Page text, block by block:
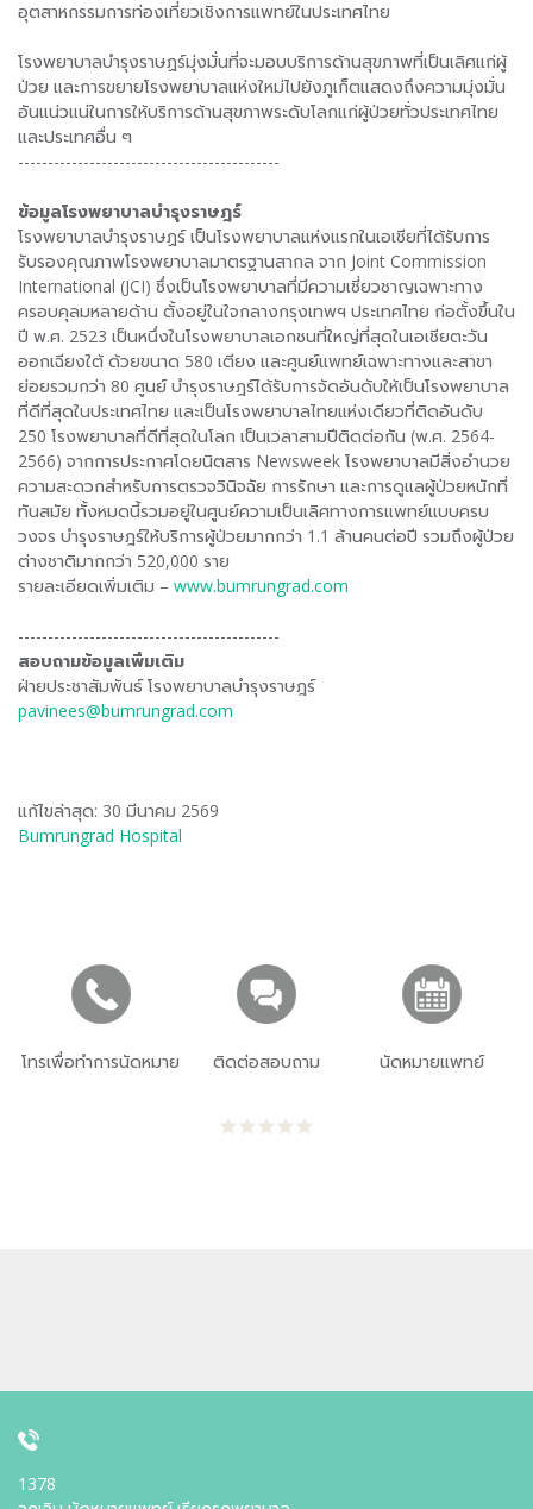
อุตสาหกรรมการท่องเที่ยวเชิงการแพทย์ในประเทศไทย
โรงพยาบาลบำรุงราษฏร์มุ่งมั่นที่จะมอบบริการด้านสุขภาพที่เป็นเลิศแก่ผู้
ป่วย และการขยายโรงพยาบาลแห่งใหม่ไปยังภูเก็ตแสดงถึงความมุ่งมั่น
อันแน่วแน่ในการให้บริการด้านสุขภาพระดับโลกแก่ผู้ป่วยทั่วประเทศไทย
และประเทศอื่น ๆ
--------------------------------------------
ข้อมูลโรงพยาบาลบำรุงราษฎร์
โรงพยาบาลบำรุงราษฏร์ เป็นโรงพยาบาลแห่งแรกในเอเชียที่ได้รับการ
รับรองคุณภาพโรงพยาบาลมาตรฐานสากล จาก Joint Commission
International (JCI) ซึ่งเป็นโรงพยาบาลที่มีความเชี่ยวชาญเฉพาะทาง
ครอบคุลมหลายด้าน ตั้งอยู่ในใจกลางกรุงเทพฯ ประเทศไทย ก่อตั้งขึ้นใน
ปี พ.ศ. 2523 เป็นหนึ่งในโรงพยาบาลเอกชนที่ใหญ่ที่สุดในเอเชียตะวัน
ออกเฉียงใต้ ด้วยขนาด 580 เตียง และศูนย์แพทย์เฉพาะทางและสาขา
ย่อยรวมกว่า 80 ศูนย์ บำรุงราษฎร์ได้รับการจัดอันดับให้เป็นโรงพยาบาล
ที่ดีที่สุดในประเทศไทย และเป็นโรงพยาบาลไทยแห่งเดียวที่ติดอันดับ
250 โรงพยาบาลที่ดีที่สุดในโลก เป็นเวลาสามปีติดต่อกัน (พ.ศ. 2564-
2566) จากการประกาศโดยนิตสาร Newsweek โรงพยาบาลมีสิ่งอำนวย
ความสะดวกสำหรับการตรวจวินิจฉัย การรักษา และการดูแลผู้ป่วยหนักที่
ทันสมัย ทั้งหมดนี้รวมอยู่ในศูนย์ความเป็นเลิศทางการแพทย์แบบครบ
วงจร บำรุงราษฎร์ให้บริการผู้ป่วยมากกว่า 1.1 ล้านคนต่อปี รวมถึงผู้ป่วย
ต่างชาติมากกว่า 520,000 ราย
รายละเอียดเพิ่มเติม – www.bumrungrad.com
--------------------------------------------
สอบถามข้อมูลเพิ่มเติม
ฝ่ายประชาสัมพันธ์ โรงพยาบาลบำรุงราษฎร์
pavinees@bumrungrad.com
แก้ไขล่าสุด: 30 มีนาคม 2569
Bumrungrad Hospital
โทรเพื่อทำการนัดหมาย ติดต่อสอบถาม นัดหมายแพทย์
1378